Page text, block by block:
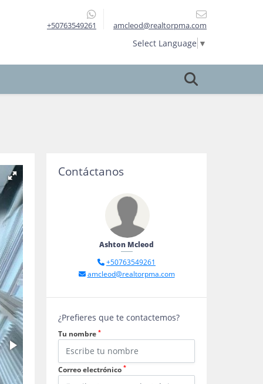
+50763549261 amcleod@realtorpma.com
Select Language ▼
Contáctanos
Ashton Mcleod
+50763549261
amcleod@realtorpma.com
¿Prefieres que te contactemos?
Tu nombre *
Correo electrónico *